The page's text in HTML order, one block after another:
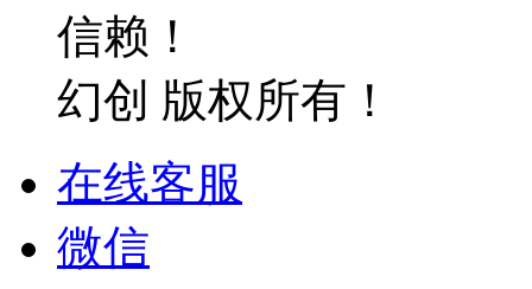
信赖！
幻创 版权所有！
在线客服
微信